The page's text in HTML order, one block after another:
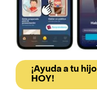
¡Ayuda a tu
HOY!